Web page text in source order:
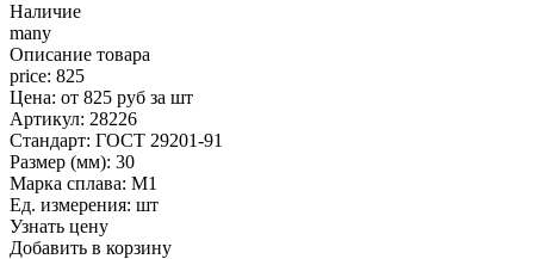
Наличие
many
Описание товара
price: 825
Цена: от 825 руб за шт
Артикул: 28226
Стандарт: ГОСТ 29201-91
Размер (мм): 30
Марка сплава: М1
Ед. измерения: шт
Узнать цену
Добавить в корзину